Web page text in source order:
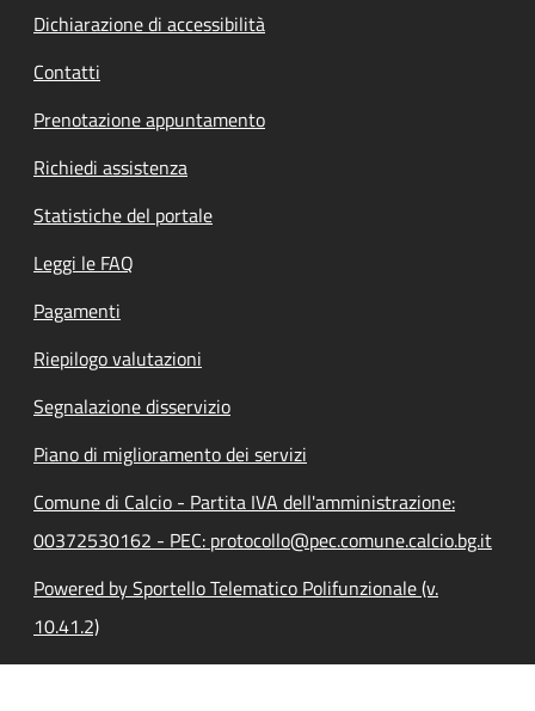
Dichiarazione di accessibilità
Contatti
Prenotazione appuntamento
Richiedi assistenza
Statistiche del portale
Leggi le FAQ
Pagamenti
Riepilogo valutazioni
Segnalazione disservizio
Piano di miglioramento dei servizi
Comune di Calcio - Partita IVA dell'amministrazione:
00372530162 - PEC: protocollo@pec.comune.calcio.bg.it
Powered by Sportello Telematico Polifunzionale (v.
10.41.2)